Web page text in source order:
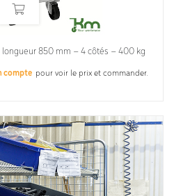
850 mm – 4 côtés – 400 kg
compte pour voir le prix et commander.